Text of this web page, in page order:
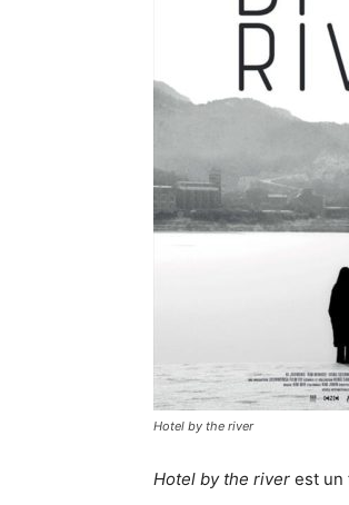
Hotel by the river
Hotel by the river est un